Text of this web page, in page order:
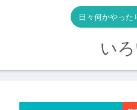
日々何かやった
い